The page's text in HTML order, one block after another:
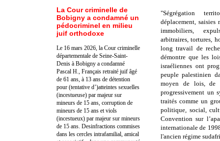
"Ségrégation
déplacement, saisies
immobiliers,
arbitraires, tortures,
long travail de
démontre que les
israéliennes ont
peuple palestinien
moyen de lois, de
progressivement un
traités comme un
politique, social,
Convention sur
internationale de
l'ancien régime
La Cour criminelle de
Bobigny a condamné un
pédocriminel en milieu
juif orthodoxe
Le 16 mars 2026, la Cour criminelle
départementale de Seine-Saint-
Denis à Bobigny a condamné
Pascal H., Français retraité juif âgé
de 61 ans, à 13 ans de détention
pour (tentative d’)atteintes sexuelles
(incestueuse) par majeur sur
mineurs de 15 ans, corruption de
mineurs de 15 ans et viols
(incestueux) par majeur sur mineurs
de 15 ans. Desinfractions commises
dans les cercles intrafamilial, amical